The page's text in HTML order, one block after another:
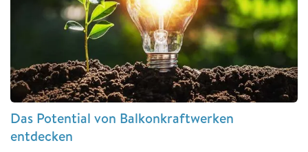
Das Potential von Balkonkraftwerken
entdecken